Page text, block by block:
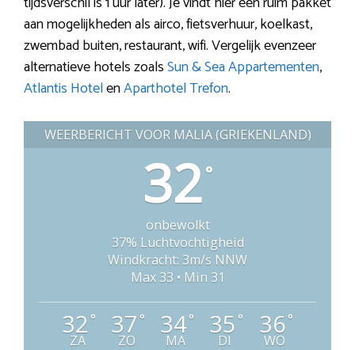
aan mogelijkheden als airco, fietsverhuur, koelkast,
zwembad buiten, restaurant, wifi. Vergelijk evenzeer
alternatieve hotels zoalsSun & Sea Appartementen,
Atlantis HotelenAparthotel Trefon.
WEERBERICHT VOOR MALIA (GRIEKENLAND)
32°
onbewolkt
37% Luchtvochtigheid
Windkracht: 3m/s NNW
Max 33 • Min 31
32°
ZA
37°
ZO
34°
MA
35°
DI
36°
WO